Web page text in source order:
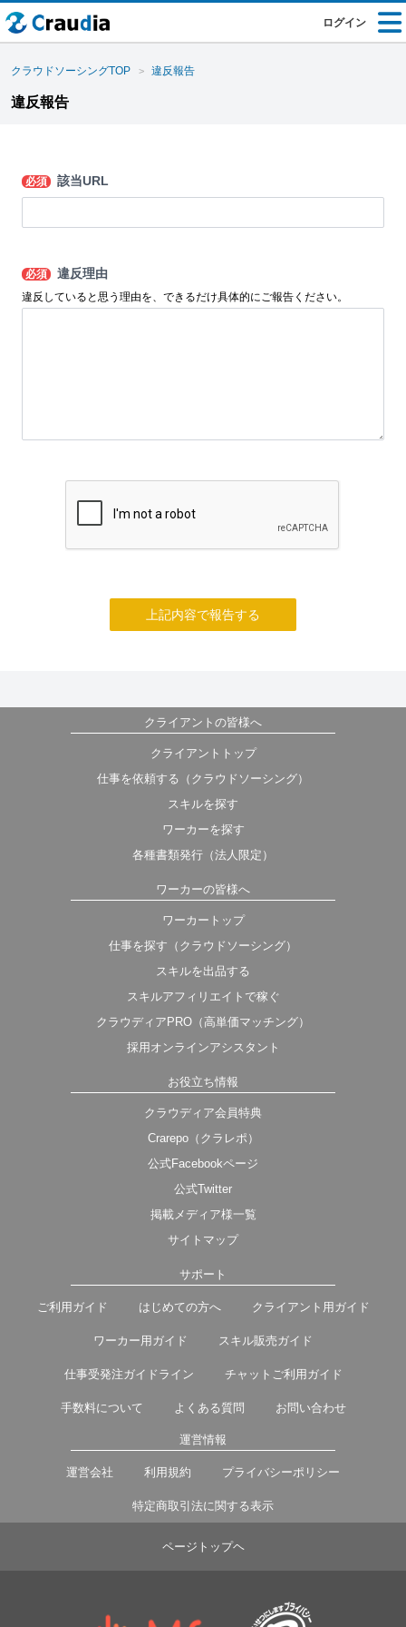
ログイン
クラウドソーシングTOP 違反報告
違反報告
必須 該当URL
必須 違反理由
違反していると思う理由を、できるだけ具体的にご報告ください。
上記内容で報告する
クライアントの皆様へ
クライアントトップ
仕事を依頼する（クラウドソーシング）
スキルを探す
ワーカーを探す
各種書類発行（法人限定）
ワーカーの皆様へ
ワーカートップ
仕事を探す（クラウドソーシング）
スキルを出品する
スキルアフィリエイトで稼ぐ
クラウディアPRO（高単価マッチング）
採用オンラインアシスタント
お役立ち情報
クラウディア会員特典
Crarepo（クラレポ）
公式Facebookページ
公式Twitter
掲載メディア様一覧
サイトマップ
サポート
ご利用ガイド はじめての方へ クライアント用ガイド
ワーカー用ガイド スキル販売ガイド
仕事受発注ガイドライン チャットご利用ガイド
手数料について よくある質問 お問い合わせ
運営情報
運営会社 利用規約 プライバシーポリシー
特定商取引法に関する表示
ページトップヘ